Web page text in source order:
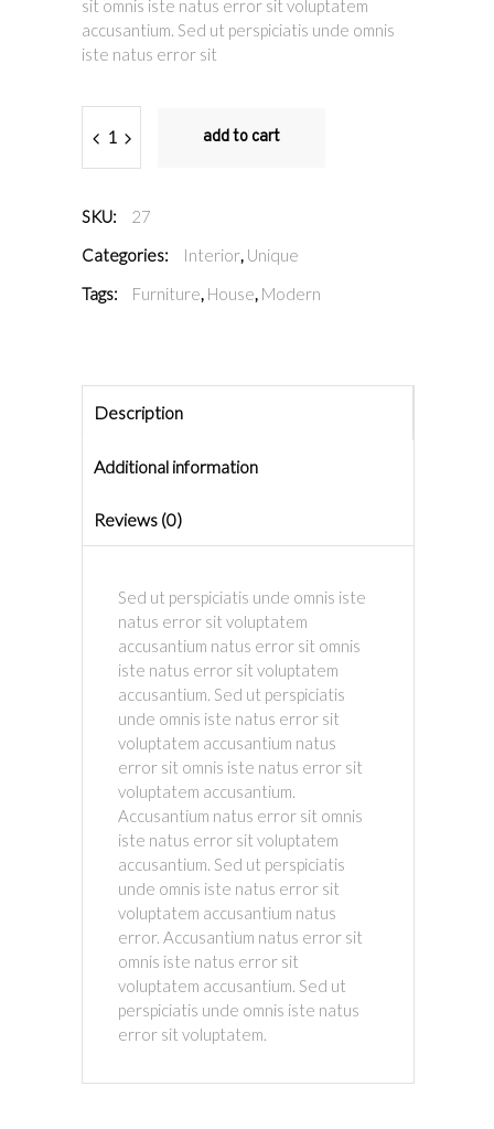
sit omnis iste natus error sit voluptatem
accusantium. Sed ut perspiciatis unde omnis
iste natus error sit
add to cart
SKU:
27
Categories:
Interior, Unique
Tags:
Furniture, House, Modern
Description
Additional information
Reviews (0)
Sed ut perspiciatis unde omnis iste
natus error sit voluptatem
accusantium natus error sit omnis
iste natus error sit voluptatem
accusantium. Sed ut perspiciatis
unde omnis iste natus error sit
voluptatem accusantium natus
error sit omnis iste natus error sit
voluptatem accusantium.
Accusantium natus error sit omnis
iste natus error sit voluptatem
accusantium. Sed ut perspiciatis
unde omnis iste natus error sit
voluptatem accusantium natus
error. Accusantium natus error sit
omnis iste natus error sit
voluptatem accusantium. Sed ut
perspiciatis unde omnis iste natus
error sit voluptatem.